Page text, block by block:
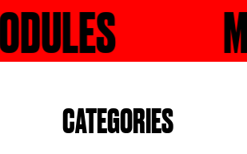
MODULES
CATEGORIES